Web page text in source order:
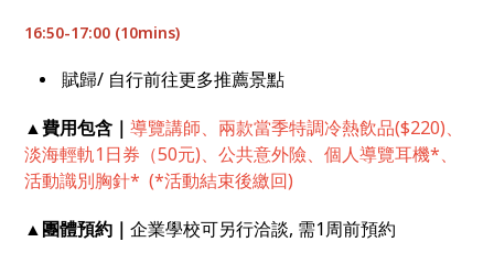
16:50-17:00 (10mins)
賦歸/ 自行前往更多推薦景點
▲費用包含｜導覽講師、兩款當季特調冷熱飲品($220)、
淡海輕軌1日券（50元)、公共意外險、個人導覽耳機*、
活動識別胸針* (*活動結束後繳回)
▲團體預約｜企業學校可另行洽談, 需1周前預約